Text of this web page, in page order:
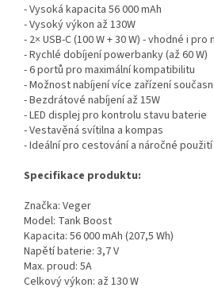
- Vysoká kapacita 56 000 mAh
- Vysoký výkon až 130W
- 2× USB-C (100 W + 30 W) - vhodné i
- Rychlé dobíjení powerbanky (až 60 W)
- 6 portů pro maximální kompatibilitu
- Možnost nabíjení více zařízení
- Bezdrátové nabíjení až 15W
- LED displej pro kontrolu stavu baterie
- Vestavěná svítilna a kompas
- Ideální pro cestování a náročné použití
Specifikace produktu:
Značka: Veger
Model: Tank Boost
Kapacita: 56 000 mAh (207,5 Wh)
Napětí baterie: 3,7 V
Max. proud: 5A
Celkový výkon: až 130 W